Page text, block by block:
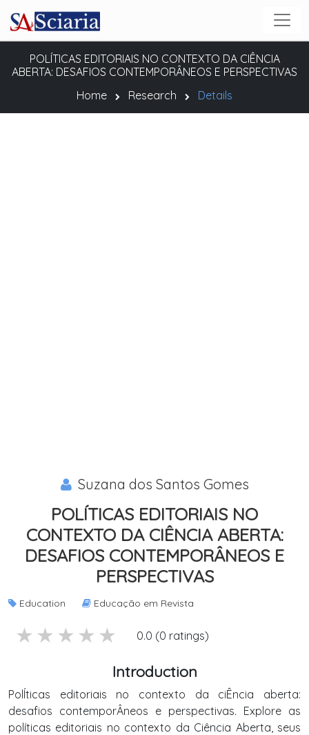
POLÍTICAS EDITORIAIS NO CONTEXTO DA CIÊNCIA
ABERTA: DESAFIOS CONTEMPORÂNEOS E PERSPECTIVAS
Home
Research Details
Suzana dos Santos Gomes
POLÍTICAS EDITORIAIS NO
CONTEXTO DA CIÊNCIA ABERTA:
DESAFIOS CONTEMPORÂNEOS E
PERSPECTIVAS
Education Educação em Revista
1 stars
2 stars
3 stars
4 stars
5 stars 0.0 (0 ratings)
Introduction
PolÍticas editoriais no contexto da ciÊncia aberta:
desafios contemporÂneos e perspectivas. Explore as
políticas editoriais no contexto da Ciência Aberta, seus